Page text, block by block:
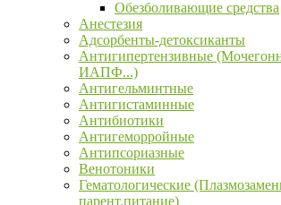
Обезболивающие средства
Анестезия
Адсорбенты-детоксиканты
Антигипертензивные
ИАПФ...)
Антигельминтные
Антигистаминные
Антибиотики
Антигеморройные
Антипсориазные
Венотоники
Гематологические
парент.питание)